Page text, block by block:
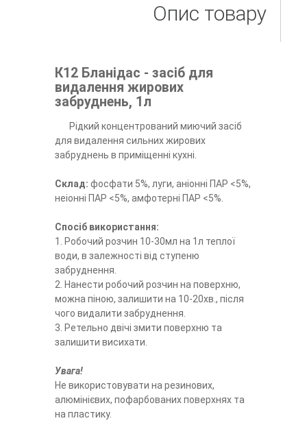
Опис товару
К12 Бланідас - засіб для
видалення жирових
забруднень, 1л
Рідкий концентрований миючий засіб
для видалення сильних жирових
забруднень в приміщенні кухні.
Склад: фосфати 5%, луги, аніонні ПАР <5%,
неіонні ПАР <5%, амфотерні ПАР <5%.
Спосіб використання:
1. Робочий розчин 10-30мл на 1л теплої
води, в залежності від ступеню
забруднення.
2. Нанести робочий розчин на поверхню,
можна піною, залишити на 10-20хв., після
чого видалити забруднення.
3. Ретельно двічі змити поверхню та
залишити висихати.
Увага!
Не використовувати на резинових,
алюмінієвих, пофарбованих поверхнях та
на пластику.